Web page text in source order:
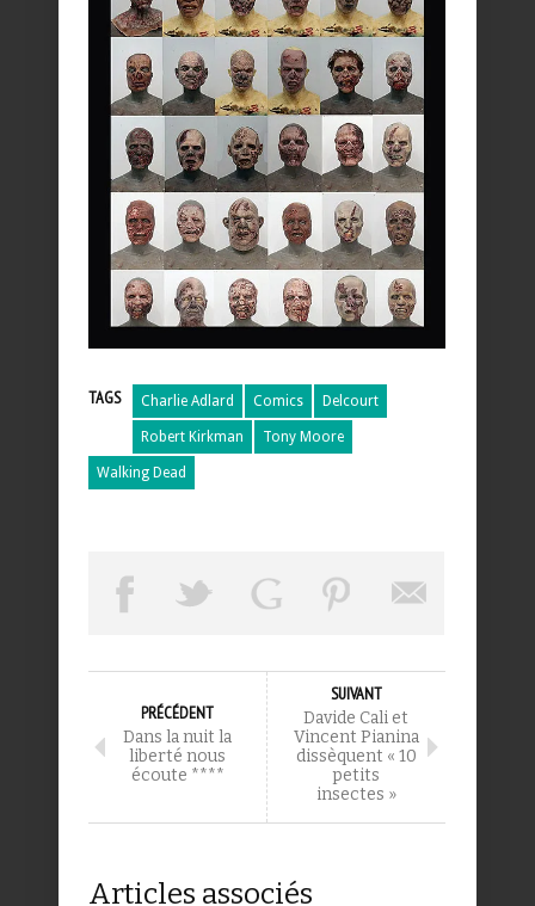
TAGS Charlie Adlard Comics Delcourt
Robert Kirkman Tony Moore
Walking Dead
PRÉCÉDENT
Dans la nuit la
liberté nous
écoute ****
SUIVANT
Davide Cali et
Vincent Pianina
dissèquent « 10
petits
insectes »
Articles associés